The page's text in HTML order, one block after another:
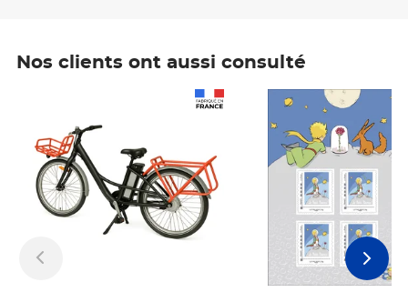
Nos clients ont aussi consulté
Prix 6,25€ HT